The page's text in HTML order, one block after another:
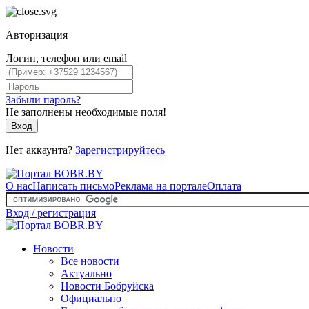
Авторизация
Логин, телефон или email
Забыли пароль?
Не заполнены необходимые поля!
Вход
Нет аккаунта? Зарегистрируйтесь
О насНаписать письмоРеклама на порталеОплата
Вход / регистрация
Новости
Все новости
Актуально
Новости Бобруйска
Официально